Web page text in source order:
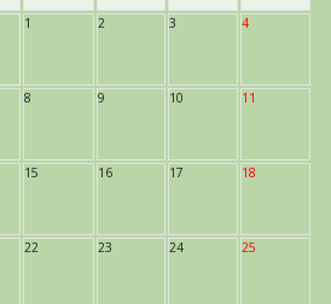
1 2 3 4
8 9 10 11
15 16 17 18
22 23 24 25